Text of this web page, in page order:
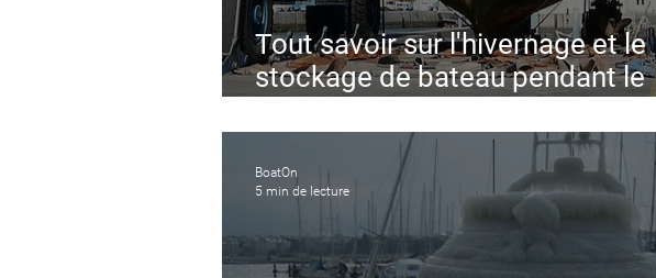
Tout savoir sur l'hivernage et le
stockage de bateau pendant le
BoatOn
5 min de lecture